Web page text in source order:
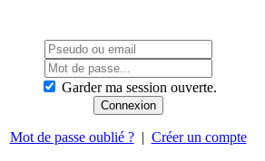
Garder ma session ouverte.
Mot de passe oublié ?| Créer un compte